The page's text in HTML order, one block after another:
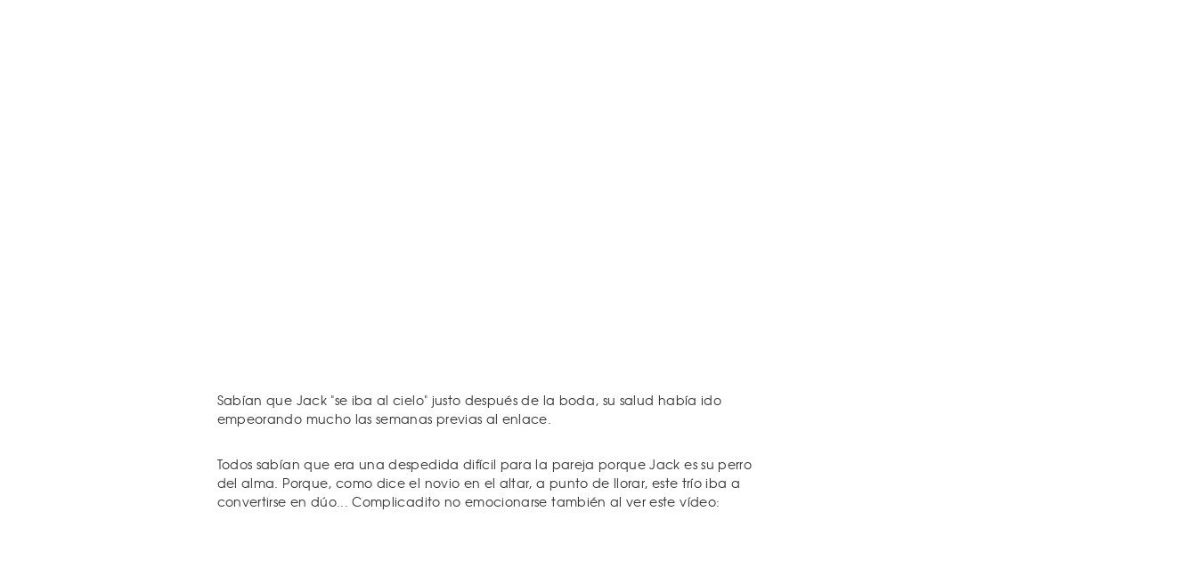
Sabían que Jack "se iba al cielo" justo después de la boda, su salud había ido
empeorando mucho las semanas previas al enlace.
Todos sabían que era una despedida difícil para la pareja porque Jack es su perro
del alma. Porque, como dice el novio en el altar, a punto de llorar, este trío iba a
convertirse en dúo... Complicadito no emocionarse también al ver este vídeo: